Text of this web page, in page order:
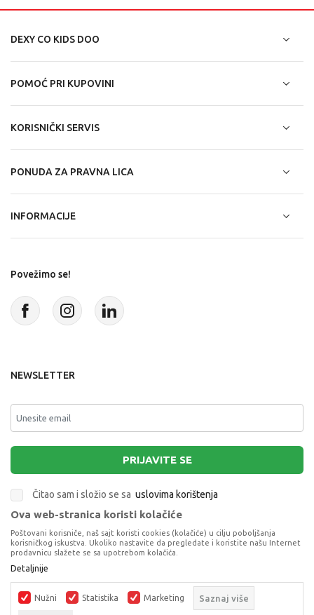
LEGO CITY COAST GUARD HELICOPTER
LEGO® CITY
DEXY CO KIDS DOO
POMOĆ PRI KUPOVINI
KORISNIČKI SERVIS
PONUDA ZA PRAVNA LICA
INFORMACIJE
Povežimo se!
NEWSLETTER
PRIJAVITE SE
Čitao sam i složio se sa uslovima korištenja
Terms of Service
apply.
Ova web-stranica koristi kolačiće
Poštovani korisniče, naš sajt koristi cookies (kolačiće) u cilju poboljšanja
korisničkog iskustva. Ukoliko nastavite da pregledate i koristite našu Internet
prodavnicu slažete se sa upotrebom kolačića.
Detaljnije
Nužni Statistika Marketing Saznaj više